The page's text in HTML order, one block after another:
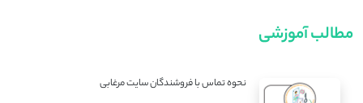
مطالب آموزشی
نحوه تماس با فروشندگان سایت مرغابی